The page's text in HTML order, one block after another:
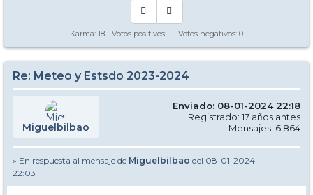
Karma: 18 - Votos positivos: 1 - Votos negativos: 0
Re: Meteo y Estsdo 2023-2024
Miguelbilbao
Enviado: 08-01-2024 22:18
Registrado: 17 años antes
Mensajes: 6.864
» En respuesta al mensaje de Miguelbilbao del 08-01-2024
22:03